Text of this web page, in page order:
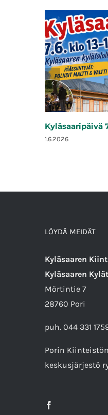
Kyläsaaripäivä
1.6.2026
LÖYDÄ MEIDÄT
Kyläsaaren
Kyläsaaren
Mörtintie 7
28760 Pori
puh. 044 331
Porin
keskusjärjestö